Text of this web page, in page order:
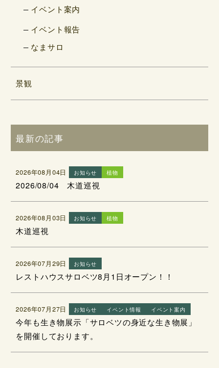
イベント案内
イベント報告
なまサロ
景観
最新の記事
2026年08月04日 お知らせ 植物
2026/08/04 木道巡視
2026年08月03日 お知らせ 植物
木道巡視
2026年07月29日 お知らせ
レストハウスサロベツ8月1日オープン！！
2026年07月27日 お知らせ イベント情報 イベント案内
今年も生き物展示「サロベツの身近な生き物展」
を開催しております。